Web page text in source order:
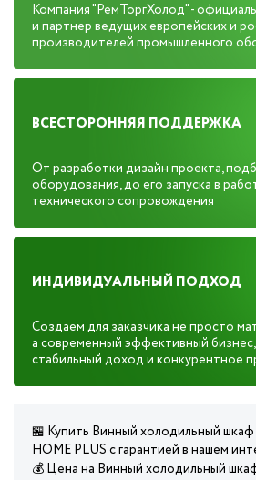
Компания "РемТоргХолод" -
и партнер ведущих европейских и
производителей промышленного
ВСЕСТОРОННЯЯ ПОДДЕРЖКА
От разработки дизайн проекта,
оборудования, до его запуска в
технического сопровождения
ИНДИВИДУАЛЬНЫЙ ПОДХОД
Создаем для заказчика не просто
а современный эффективный
стабильный доход и конкурентное
🏪 Купить Винный холодильный
HOME PLUS с гарантией в нашем
💰 Цена на Винный холодильный